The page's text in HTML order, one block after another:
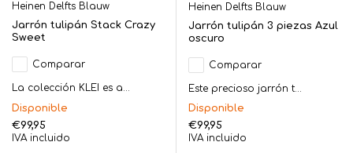
Heinen Delfts Blauw
Jarrón tulipán Stack Crazy
Sweet
Comparar
La colección KLEI es a...
Disponible
€99,95
IVA incluido
Heinen Delfts Blauw
Jarrón tulipán 3 piezas Azul
oscuro
Comparar
Este precioso jarrón t...
Disponible
€99,95
IVA incluido